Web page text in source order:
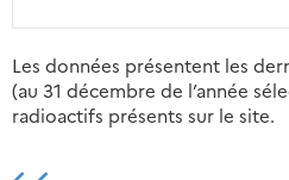
Les données présentent les
(au 31 décembre de l’année
radioactifs présents sur le site.